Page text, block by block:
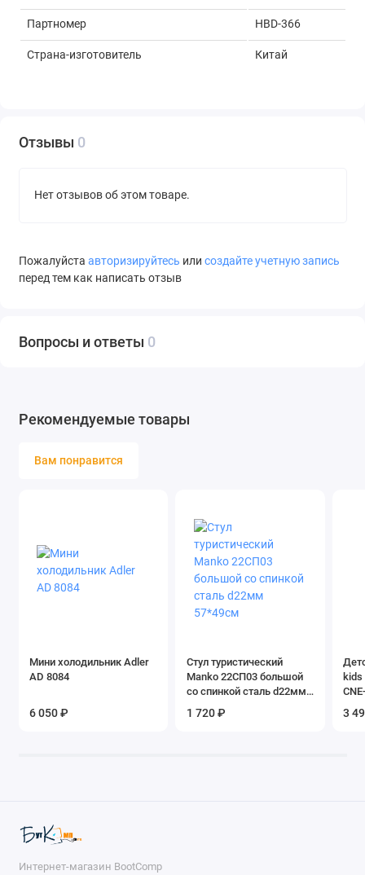
Партномер HBD-366
Страна-изготовитель Китай
Отзывы 0
Нет отзывов об этом товаре.
Пожалуйста авторизируйтесь или создайте учетную запись
перед тем как написать отзыв
Вопросы и ответы 0
Рекомендуемые товары
Вам понравится
Мини холодильник Adler
AD 8084
6 050 ₽
Стул туристический
Manko 22СП03 большой
со спинкой сталь d22мм
1 720 ₽
kids
3
Интернет-магазин BootComp